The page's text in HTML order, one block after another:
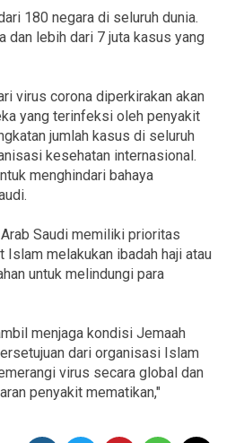
180 negara di seluruh dunia.
dan lebih dari 7 juta kasus yang
virus corona diperkirakan akan
yang terinfeksi oleh penyakit
jumlah kasus di seluruh
kesehatan internasional.
menghindari bahaya
Saudi memiliki prioritas
Islam melakukan ibadah haji atau
untuk melindungi para
menjaga kondisi Jemaah
dari organisasi Islam
virus secara global dan
penyakit mematikan,"